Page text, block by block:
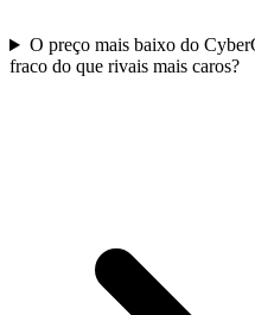
O preço mais baixo do
fraco do que rivais mais caros?